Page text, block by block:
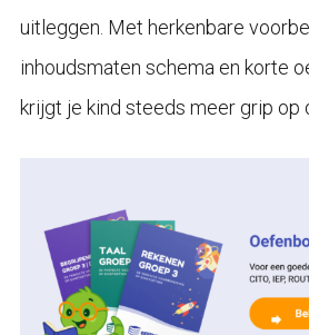
uitleggen. Met herkenbare
inhoudsmaten schema en korte
krijgt je kind steeds meer grip op